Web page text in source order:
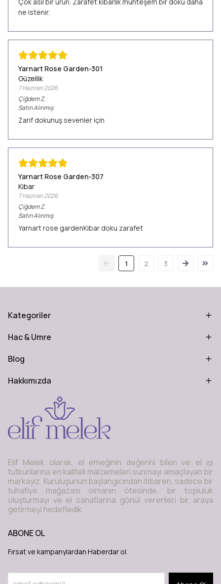
ne istenir.
Yarnart Rose Garden-301
Güzellik
7 Haziran 2026
ÇiğdemZ.
Satın Alınmış
Zarif dokunuş sevenler için
Yarnart Rose Garden-307
Kibar
7 Haziran 2026
ÇiğdemZ.
Satın Alınmış
Yarnart rose gardenKibar doku zarafet
1 2 3
Kategoriler
Hac & Umre
Blog
Hakkımızda
Elif Melek olarak, el emeğinin değerini bilen ve el işi
tutkunlarına en kaliteli malzemeleri sunmayı amaçlayan bir
markayız. Kuruluşunun başlangıcından itibaren, sadece bir
tuhafiye mağazası olmanın ötesinde, bir topluluk
oluşturmayı ve el sanatlarına gönül verenleri bir araya
getirmeyi hedefledik.
ABONE OL
Fırsat ve kampanylardan Haberdar ol.